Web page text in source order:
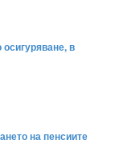
в
на пенсиите